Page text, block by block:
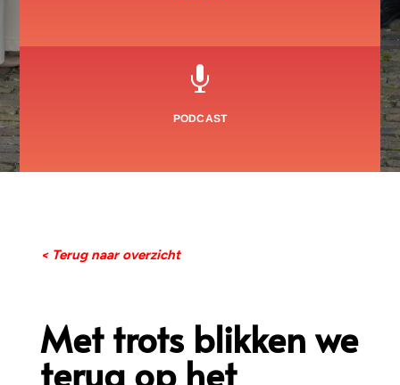

PODCAST
< Terug naar overzicht
Met trots blikken we
terug op het